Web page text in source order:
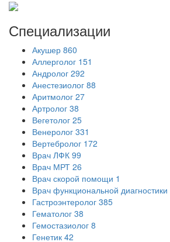
Специализации
Акушер 860
Аллерголог 151
Андролог 292
Анестезиолог 88
Аритмолог 27
Артролог 38
Вегетолог 25
Венеролог 331
Вертебролог 172
Врач ЛФК 99
Врач МРТ 26
Врач скорой помощи 1
Врач функциональной диагностики
Гастроэнтеролог 385
Гематолог 38
Гемостазиолог 8
Генетик 42